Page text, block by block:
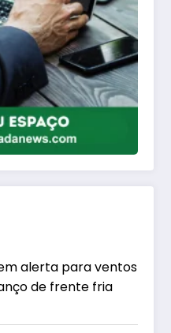
alerta para ventos
de frente fria